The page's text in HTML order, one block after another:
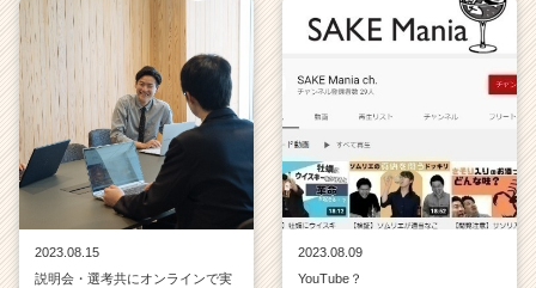
2023.08.15
説明会・選考共にオンラインで実
2023.08.09
YouTube？